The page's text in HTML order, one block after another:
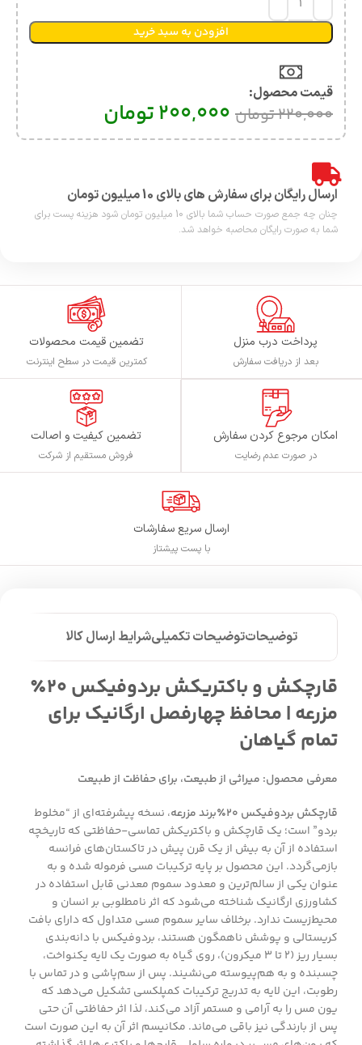
افزودن به سبد خرید
قیمت محصول:​
220,000تومان 200,000تومان
ارسال رایگان برای سفارش های بالای 10 میلیون تومان
چنان چه جمع صورت حساب شما بالای 10 میلیون تومان شود هزینه پست برای
شما به صورت رایگان محاصبه خواهد شد.
پرداخت درب منزل
بعد از دریافت سفارش
تضمین قیمت محصولات
کمترین قیمت در سطح اینترنت
امکان مرجوع کردن سفارش
در صورت عدم رضایت
تضمین کیفیت و اصالت
فروش مستقیم از شرکت
ارسال سریع سفارشات
با پست پیشتاز
توضیحاتتوضیحات تکمیلیشرایط ارسال کالا
قارچکش و باکتریکش بردوفیکس ۲۰٪
مزرعه | محافظ چهارفصل ارگانیک برای
تمام گیاهان
معرفی محصول: میراثی از طبیعت، برای حفاظت از طبیعت
قارچکش بردوفیکس ۲۰٪برند مزرعه
، نسخه پیشرفته‌ای از “مخلوط
بردو” است؛ یک قارچکش و باکتریکش تماسی-حفاظتی که تاریخچه
استفاده از آن به بیش از یک قرن پیش در تاکستان‌های فرانسه
بازمی‌گردد. این محصول بر پایه ترکیبات مسی فرموله شده و به
عنوان یکی از سالم‌ترین و معدود سموم معدنی قابل استفاده در
کشاورزی ارگانیک شناخته می‌شود که اثر نامطلوبی بر انسان و
محیط‌زیست ندارد. برخلاف سایر سموم مسی متداول که دارای بافت
کریستالی و پوشش ناهمگون هستند، بردوفیکس با دانه‌بندی
بسیار ریز (۲ تا ۳ میکرون)، روی گیاه به صورت یک لایه یکنواخت،
چسبنده و به هم‌پیوسته می‌نشیند. پس از سم‌پاشی و در تماس با
رطوبت، این لایه به تدریج ترکیبات کمپلکسی تشکیل می‌دهد که
یون مس را به آرامی و مستمر آزاد می‌کند، لذا اثر حفاظتی آن حتی
پس از بارندگی نیز باقی می‌ماند. مکانیسم اثر آن به این صورت است